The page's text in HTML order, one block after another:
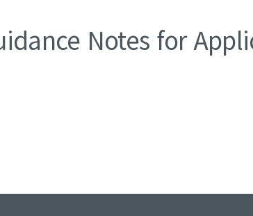
Notes for